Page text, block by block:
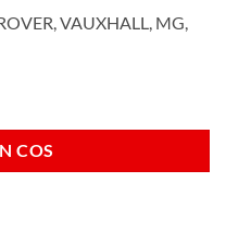
VAUXHALL, MG,
COS